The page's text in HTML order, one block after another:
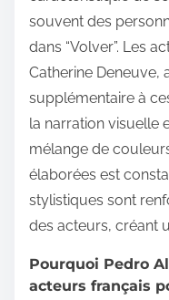
souvent des
dans “Volver”. Les
Catherine
supplémentaire à
la narration visuelle
mélange de
élaborées est
stylistiques sont
des acteurs, créant
Pourquoi Pedro
acteurs français